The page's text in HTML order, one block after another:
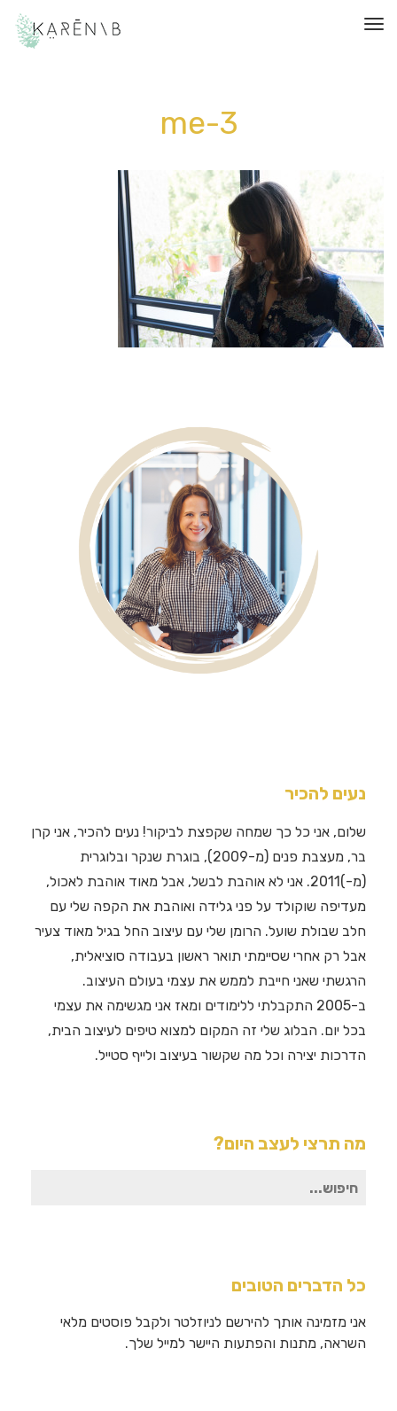
תפריט
me-3
נעים להכיר
שלום, אני כל כך שמחה שקפצת לביקור! נעים להכיר, אני קרן
בר, מעצבת פנים (מ-2009), בוגרת שנקר ובלוגרית
(מ-)2011. אני לא אוהבת לבשל, אבל מאוד אוהבת לאכול,
מעדיפה שוקולד על פני גלידה ואוהבת את הקפה שלי עם
חלב שבולת שועל. הרומן שלי עם עיצוב החל בגיל מאוד צעיר
אבל רק אחרי שסיימתי תואר ראשון בעבודה סוציאלית,
הרגשתי שאני חייבת לממש את עצמי בעולם העיצוב.
ב-2005 התקבלתי ללימודים ומאז אני מגשימה את עצמי
בכל יום. הבלוג שלי זה המקום למצוא טיפים לעיצוב הבית,
הדרכות יצירה וכל מה שקשור בעיצוב ולייף סטייל.
מה תרצי לעצב היום?
חיפוש
כל הדברים הטובים
אני מזמינה אותך להירשם לניוזלטר ולקבל פוסטים מלאי
השראה, מתנות והפתעות היישר למייל שלך.